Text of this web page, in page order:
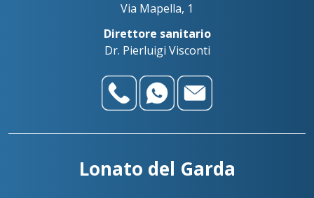
Via Mapella, 1
Direttore sanitario
Dr. Pierluigi Visconti
Lonato del Garda